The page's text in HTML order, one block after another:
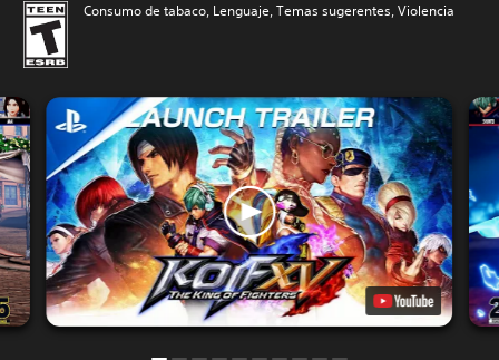
Consumo de tabaco, Lenguaje, Temas sugerentes, Violencia